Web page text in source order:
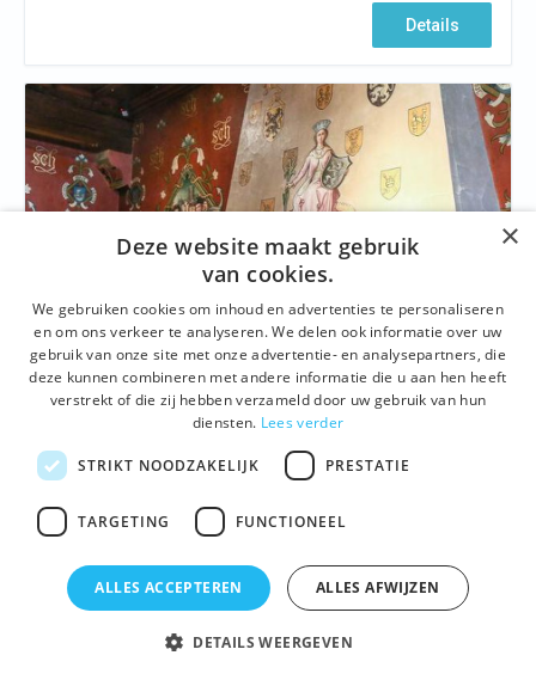
Details
GESCHIEDENIS,GEBOUWEN EN SITES,ARCHITECTUUR
Havenhuis op de Graslei
De Gentse Gidsen loodsen je binnen in het prachtig
gerestaureerde Havenhuis op de Graslei en leiden je
rond van de kelder tot in de nok van het dak.
×
Deze website maakt gebruik
van cookies.
We gebruiken cookies om inhoud en advertenties te personaliseren
en om ons verkeer te analyseren. We delen ook informatie over uw
gebruik van onze site met onze advertentie- en analysepartners, die
deze kunnen combineren met andere informatie die u aan hen heeft
verstrekt of die zij hebben verzameld door uw gebruik van hun
diensten. Lees verder
STRIKT NOODZAKELIJK PRESTATIE
TARGETING FUNCTIONEEL
ALLES ACCEPTEREN ALLES AFWIJZEN
DETAILS WEERGEVEN